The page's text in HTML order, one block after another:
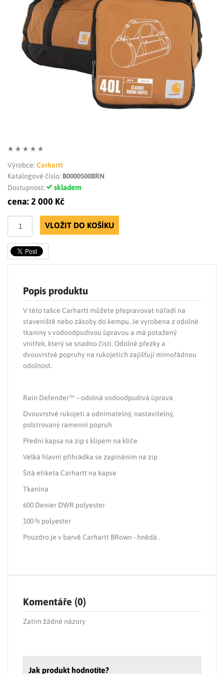
LIMITOVANÉ EDICE
RUKAVICE
Výrobce: Carhartt
Katalogové číslo: B0000500BRN
Dostupnost:
skladem
cena:2 000 Kč
VLOŽIT DO KOŠÍKU
Popis produktu
V této tašce Carhartt můžete přepravovat nářadí na
staveniště nebo zásoby do kempu. Je vyrobena z odolné
tkaniny s vodoodpudivou úpravou a má potažený
vnitřek, který se snadno čistí. Odolné přezky a
dvouvrstvé popruhy na rukojetích zajišťují mimořádnou
odolnost.
Rain Defender™ – odolná vodoodpudivá úprava
Dvouvrstvé rukojeti a odnímatelný, nastavitelný,
polstrovaný ramenní popruh
Přední kapsa na zip s klipem na klíče
Velká hlavní přihrádka se zapínáním na zip
Šitá etiketa Carhartt na kapse
Tkanina
600 Denier DWR polyester
100 % polyester
Pouzdro je v barvě Carhartt BRown - hnědá .
Komentáře (0)
Zatím žádné názory
Jak produkt hodnotíte?